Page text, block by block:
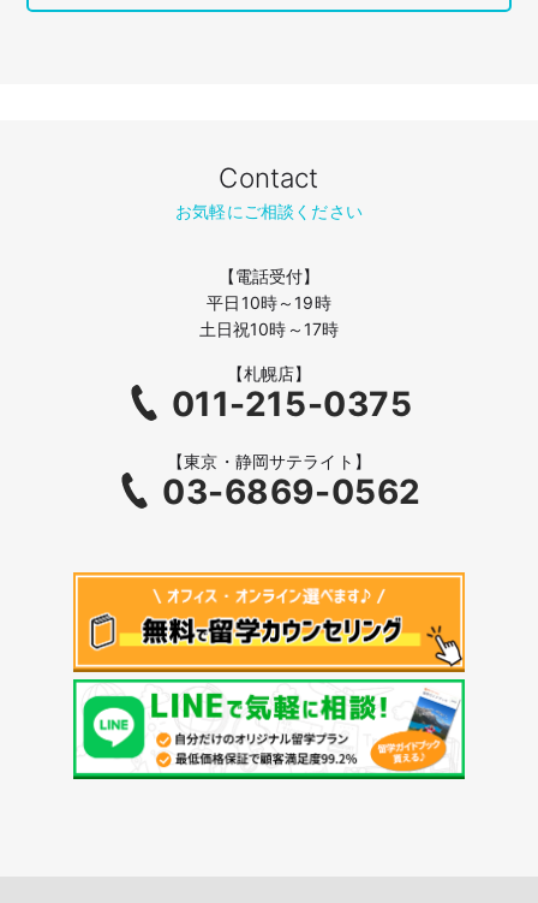
Contact
お気軽にご相談ください
【電話受付】
平日10時～19時
土日祝10時～17時
【札幌店】
011-215-0375
【東京・静岡サテライト】
03-6869-0562